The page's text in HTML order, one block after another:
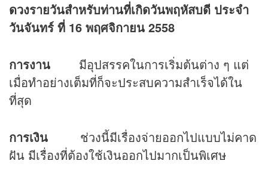
ดวงรายวันสำหรับท่านที่เกิดวันพฤหัสบดี ประจำ
วันจันทร์ ที่ 16 พฤศจิกายน 2558
การงาน มีอุปสรรคในการเริ่มต้นต่าง ๆ แต่
เมื่อทำอย่างเต็มที่ก็จะประสบความสำเร็จได้ใน
ที่สุด
การเงิน
ช่วงนี้มีเรื่องจ่ายออกไปแบบไม่คาด
ฝัน มีเรื่องที่ต้องใช้เงินออกไปมากเป็นพิเศษ